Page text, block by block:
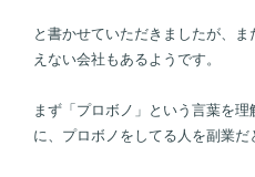
と書かせていただきましたが、
えない会社もあるようです。
まず「プロボノ」という言葉を
に、プロボノをしてる人を副業だ